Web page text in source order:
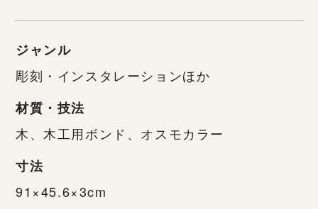
ジャンル
彫刻・インスタレーションほか
材質・技法
木、木工用ボンド、オスモカラー
寸法
91×45.6×3cm